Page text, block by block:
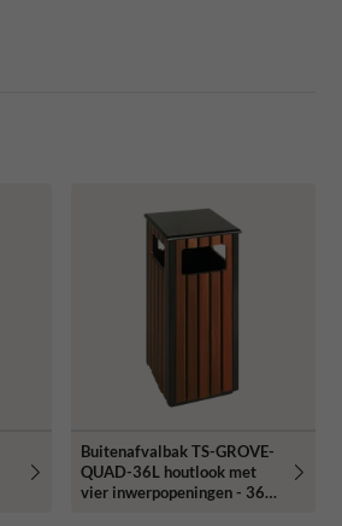
Buitenafvalbak TS-GROVE-
QUAD-36L houtlook met
vier inwerpopeningen - 36